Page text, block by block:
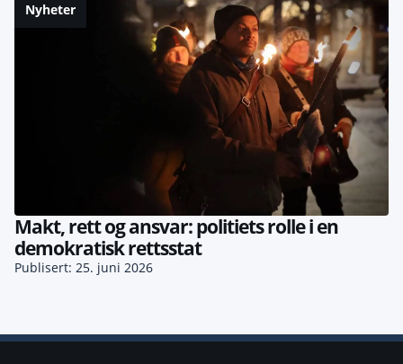
Nyheter
Makt, rett og ansvar: politiets rolle i en
demokratisk rettsstat
Publisert: 25. juni 2026